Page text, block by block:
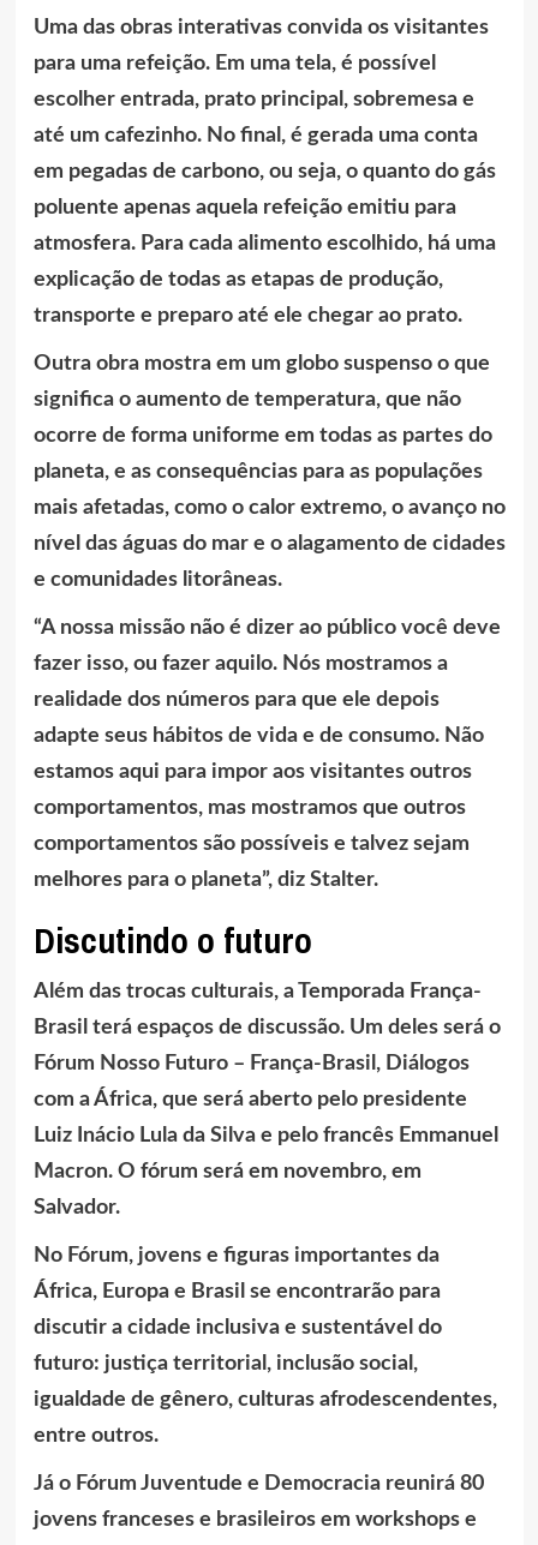
Uma das obras interativas convida os visitantes
para uma refeição. Em uma tela, é possível
escolher entrada, prato principal, sobremesa e
até um cafezinho. No final, é gerada uma conta
em pegadas de carbono, ou seja, o quanto do gás
poluente apenas aquela refeição emitiu para
atmosfera. Para cada alimento escolhido, há uma
explicação de todas as etapas de produção,
transporte e preparo até ele chegar ao prato.
Outra obra mostra em um globo suspenso o que
significa o aumento de temperatura, que não
ocorre de forma uniforme em todas as partes do
planeta, e as consequências para as populações
mais afetadas, como o calor extremo, o avanço no
nível das águas do mar e o alagamento de cidades
e comunidades litorâneas.
“A nossa missão não é dizer ao público você deve
fazer isso, ou fazer aquilo. Nós mostramos a
realidade dos números para que ele depois
adapte seus hábitos de vida e de consumo. Não
estamos aqui para impor aos visitantes outros
comportamentos, mas mostramos que outros
comportamentos são possíveis e talvez sejam
melhores para o planeta”, diz Stalter.
Discutindo o futuro
Além das trocas culturais, a Temporada França-
Brasil terá espaços de discussão. Um deles será o
Fórum Nosso Futuro – França-Brasil, Diálogos
com a África, que será aberto pelo presidente
Luiz Inácio Lula da Silva e pelo francês Emmanuel
Macron. O fórum será em novembro, em
Salvador.
No Fórum, jovens e figuras importantes da
África, Europa e Brasil se encontrarão para
discutir a cidade inclusiva e sustentável do
futuro: justiça territorial, inclusão social,
igualdade de gênero, culturas afrodescendentes,
entre outros.
Já o Fórum Juventude e Democracia reunirá 80
jovens franceses e brasileiros em workshops e